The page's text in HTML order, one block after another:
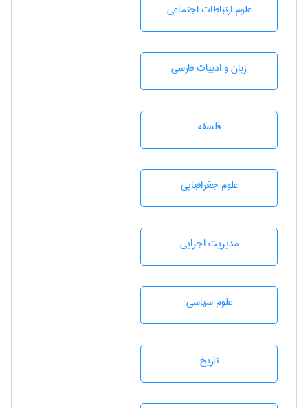
علوم ارتباطات اجتماعی
زبان و ادبيات فارسی
فلسفه
علوم جغرافيايی
مديريت اجرايی
علوم سياسی
تاريخ